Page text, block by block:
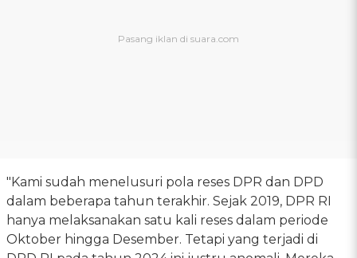
"Kami sudah menelusuri pola reses DPR dan DPD
dalam beberapa tahun terakhir. Sejak 2019, DPR RI
hanya melaksanakan satu kali reses dalam periode
Oktober hingga Desember. Tetapi yang terjadi di